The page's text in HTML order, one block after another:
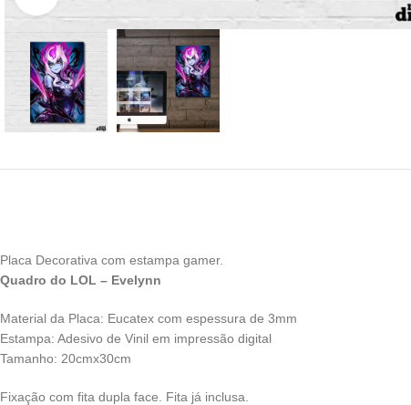
Placa Decorativa com estampa gamer.
Quadro do LOL – Evelynn
Material da Placa: Eucatex com espessura de 3mm
Estampa: Adesivo de Vinil em impressão digital
Tamanho: 20cmx30cm
Fixação com fita dupla face. Fita já inclusa.